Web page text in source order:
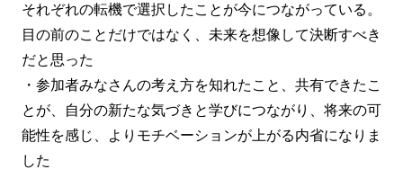
それぞれの転機で選択したことが今につながっている。
目の前のことだけではなく、未来を想像して決断すべき
だと思った
・参加者みなさんの考え方を知れたこと、共有できたこ
とが、自分の新たな気づきと学びにつながり、将来の可
能性を感じ、よりモチベーションが上がる内省になりま
した